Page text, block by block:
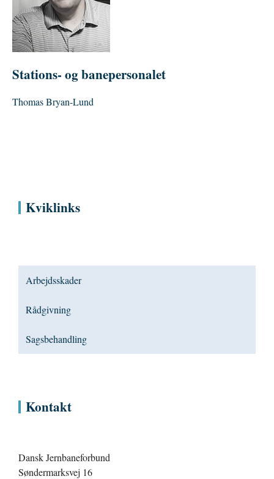
Stations- og banepersonalet
Thomas Bryan-Lund
Kviklinks
Arbejdsskader
Rådgivning
Sagsbehandling
Kontakt
Dansk Jernbaneforbund
Søndermarksvej 16